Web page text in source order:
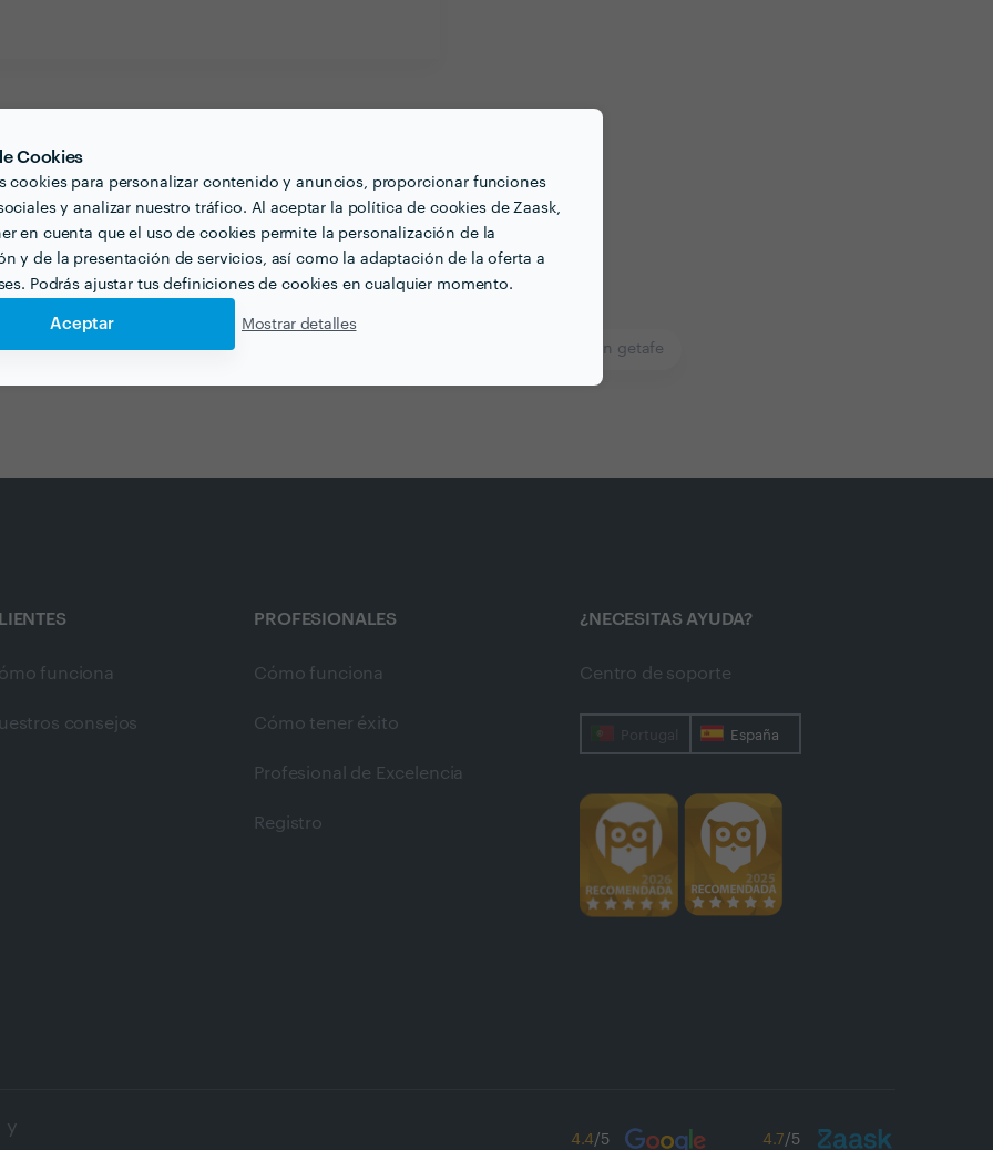
Cookies
cookies para personalizar contenido y anuncios, proporcionar funciones
y analizar nuestro tráfico. Al aceptar la política de cookies de Zaask,
en cuenta que el uso de cookies permite la personalización de la
y de la presentación de servicios, así como la adaptación de la oferta a
Podrás ajustar tus definiciones de cookies en cualquier momento.
Aceptar Mostrar detalles
en getafe Proyectos de Casas en getafe Certificación Energética en getafe
funciona
consejos
PROFESIONALES
Cómo funciona
Cómo tener éxito
Profesional de Excelencia
Registro
¿NECESITAS AYUDA?
Centro de soporte
Portugal España
y
4.4/5 4.7/5